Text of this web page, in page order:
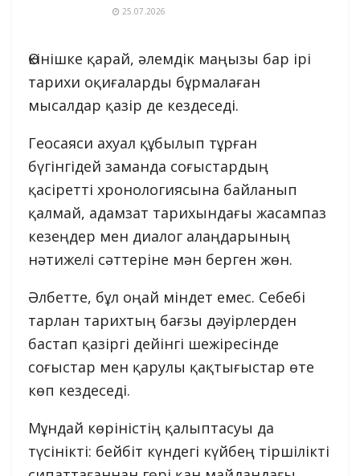
25.07.2026
Өкінішке қарай, әлемдік маңызы бар ірі
тарихи оқиғаларды бұрмалаған
мысалдар қазір де кездеседі.
Геосаяси ахуал құбылып тұрған
бүгінгідей заманда соғыстардың
қасіретті хронологиясына байланып
қалмай, адамзат тарихындағы жасампаз
кезеңдер мен диалог алаңдарының
нәтижелі сәттеріне мән берген жөн.
Әлбетте, бұл оңай міндет емес. Себебі
тарлан тарихтың бағзы дәуірлерден
бастап қазіргі дейінгі шежіресінде
соғыстар мен қарулы қақтығыстар өте
көп кездеседі.
Мұндай көріністің қалыптасуы да
түсінікті: бейбіт күндегі күйбең тіршілікті